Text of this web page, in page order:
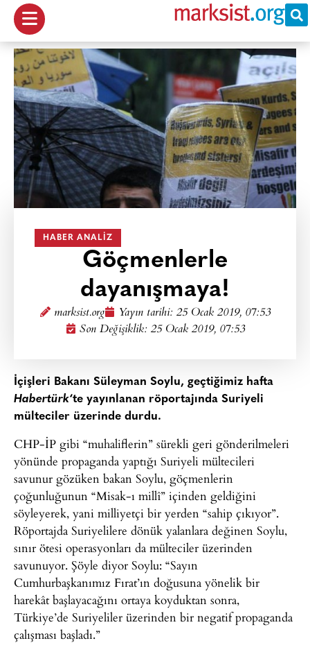
HABER ANALIZ
Göçmenlerle
dayanışmaya!
marksist.org Yayın tarihi: 25 Ocak 2019, 07:53
Son Değişiklik: 25 Ocak 2019, 07:53
İçişleri Bakanı Süleyman Soylu, geçtiğimiz hafta
Habertürk‘te yayınlanan röportajında Suriyeli
mülteciler üzerinde durdu.
CHP-İP gibi “muhaliflerin” sürekli geri gönderilmeleri
yönünde propaganda yaptığı Suriyeli mültecileri
savunur gözüken bakan Soylu, göçmenlerin
çoğunluğunun “Misak-ı millî” içinden geldiğini
söyleyerek, yani milliyetçi bir yerden “sahip çıkıyor”.
Röportajda Suriyelilere dönük yalanlara değinen Soylu,
sınır ötesi operasyonları da mülteciler üzerinden
savunuyor. Şöyle diyor Soylu: “Sayın
Cumhurbaşkanımız Fırat’ın doğusuna yönelik bir
harekât başlayacağını ortaya koyduktan sonra,
Türkiye’de Suriyeliler üzerinden bir negatif propaganda
çalışması başladı.”